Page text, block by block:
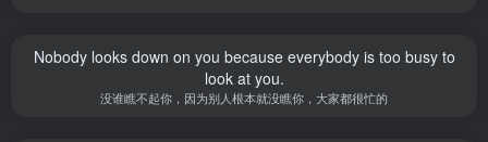
Nobody looks down on you because everybody is too busy to
look at you.
没谁瞧不起你，因为别人根本就没瞧你，大家都很忙的